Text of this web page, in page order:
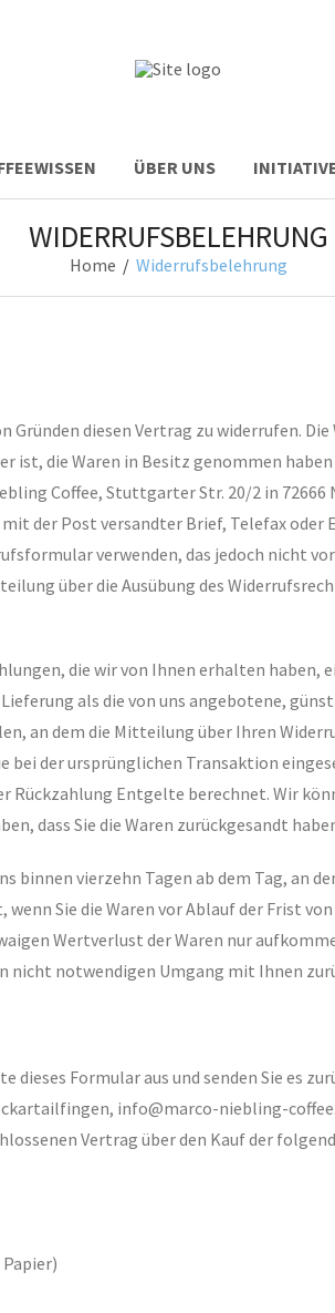
ÜBER UNS
WIDERRUFSBELEHRUNG
Home / Widerrufsbelehrung
Gründen diesen Vertrag zu widerrufen.
ist, die Waren in Besitz genommen haben
Coffee, Stuttgarter Str. 20/2 in
der Post versandter Brief, Telefax oder
verwenden, das jedoch nicht
über die Ausübung des
die wir von Ihnen erhalten
Lieferung als die von uns angebotene,
an dem die Mitteilung über Ihren
bei der ursprünglichen Transaktion
Rückzahlung Entgelte berechnet. Wir
dass Sie die Waren zurückgesandt
binnen vierzehn Tagen ab dem Tag, an
Sie die Waren vor Ablauf der Frist
Wertverlust der Waren nur
nicht notwendigen Umgang mit Ihnen
Formular aus und senden Sie es
info@marco-niebling-
Vertrag über den Kauf der